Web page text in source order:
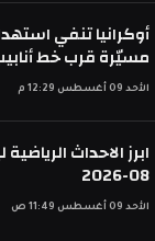
أوكرانيا تنفي
مسيّرة قرب خط
الأحد 09 أغسطس 12:29 م
08-2026
الأحد 09 أغسطس 11:49 ص